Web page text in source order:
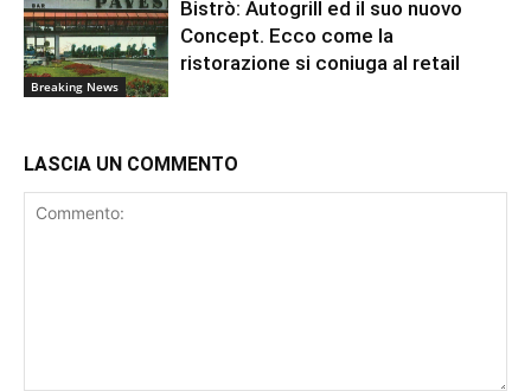
Breaking News
Bistrò: Autogrill ed il suo nuovo
Concept. Ecco come la
ristorazione si coniuga al retail
LASCIA UN COMMENTO